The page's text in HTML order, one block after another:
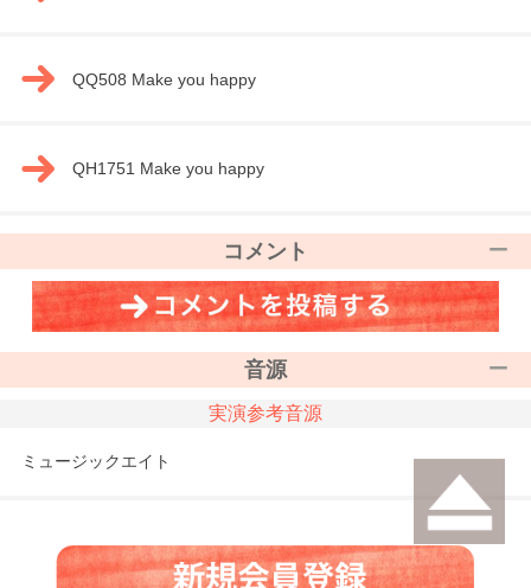
QQ508 Make you happy
QH1751 Make you happy
コメント
音源
実演参考音源
ミュージックエイト